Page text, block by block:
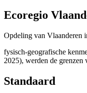
Ecoregio
Opdeling van Vlaanderen
fysisch-geografische
2025), werden de grenzen
Standaard